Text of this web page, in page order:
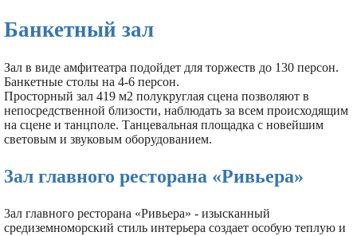
Банкетный зал
Зал в виде амфитеатра подойдет для торжеств до 130 персон.
Банкетные столы на 4-6 персон.
Просторный зал 419 м2 полукруглая сцена позволяют в
непосредственной близости, наблюдать за всем происходящим
на сцене и танцполе. Танцевальная площадка с новейшим
световым и звуковым оборудованием.
3ал главного ресторана «Ривьера»
3ал главного ресторана «Ривьера» - изысканный
средиземноморский стиль интерьера создает особую теплую и